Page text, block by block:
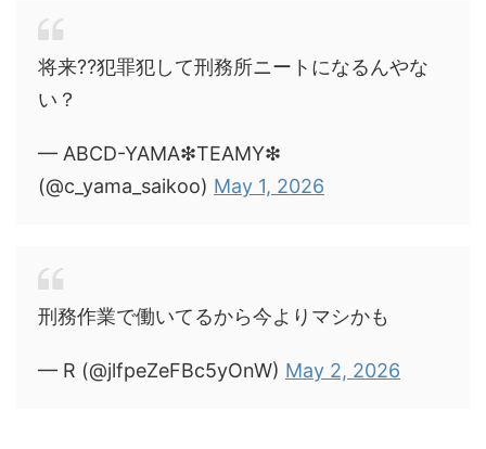
将来⁇犯罪犯して刑務所ニートになるんやな
い？
— ABCD-YAMA❇︎TEAMY❇︎
(@c_yama_saikoo) May 1, 2026
刑務作業で働いてるから今よりマシかも
— R (@jlfpeZeFBc5yOnW) May 2, 2026